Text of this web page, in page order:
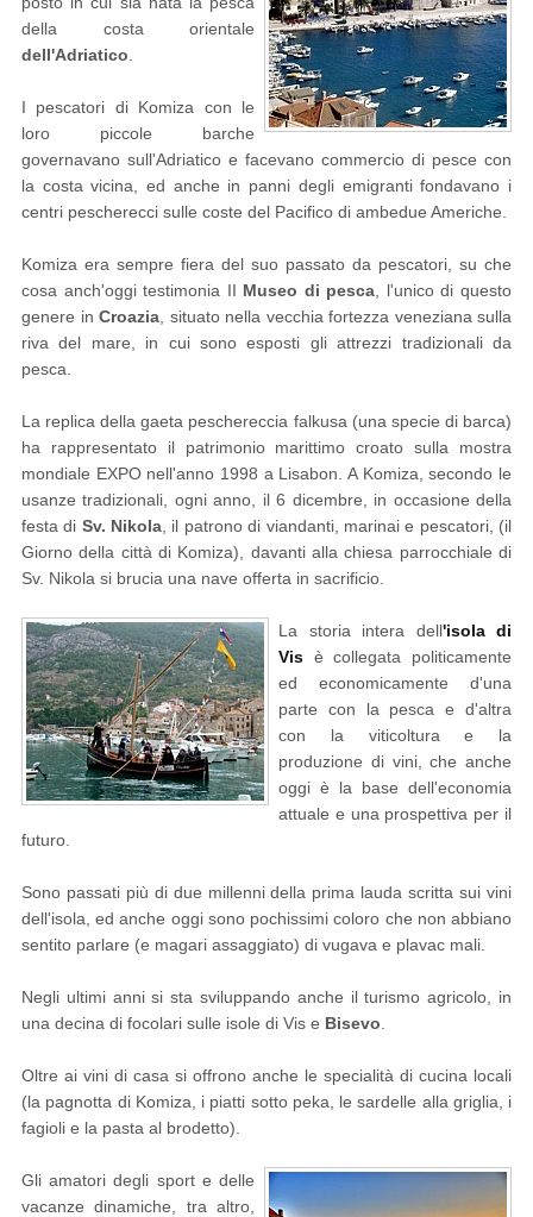
della costa orientale
dell'Adriatico
I pescatori di Komiza con le
loro piccole barche
governavano sull'Adriatico e facevano commercio di pesce con
la costa vicina, ed anche in panni degli emigranti fondavano i
centri pescherecci sulle coste del Pacifico di ambedue Americhe.
Komiza era sempre fiera del suo passato da pescatori, su che
cosa anch'oggi testimonia II Museo di pesca , l'unico di questo
genere in Croazia , situato nella vecchia fortezza veneziana sulla
riva del mare, in cui sono esposti gli attrezzi tradizionali da
pesca.
La replica della gaeta peschereccia falkusa (una specie di barca)
ha rappresentato il patrimonio marittimo croato sulla mostra
mondiale EXPO nell'anno 1998 a Lisabon. A Komiza, secondo le
usanze tradizionali, ogni anno, il 6 dicembre, in occasione della
festa di Sv. Nikola , il patrono di viandanti, marinai e pescatori, (il
Giorno della città di Komiza), davanti alla chiesa parrocchiale di
Sv. Nikola si brucia una nave offerta in sacrificio.
La storia intera dell'isola di
Vis è collegata politicamente
ed economicamente d'una
parte con la pesca e d'altra
con la viticoltura e la
produzione di vini, che anche
oggi è la base dell'economia
attuale e una prospettiva per il
futuro.
Sono passati più di due millenni della prima lauda scritta sui vini
dell'isola, ed anche oggi sono pochissimi coloro che non abbiano
sentito parlare (e magari assaggiato) di vugava e plavac mali.
Negli ultimi anni si sta sviluppando anche il turismo agricolo, in
una decina di focolari sulle isole di Vis e Bisevo
Oltre ai vini di casa si offrono anche le specialità di cucina locali
(la pagnotta di Komiza, i piatti sotto peka, le sardelle alla griglia, i
fagioli e la pasta al brodetto).
Gli amatori degli sport e delle
vacanze dinamiche, tra altro,